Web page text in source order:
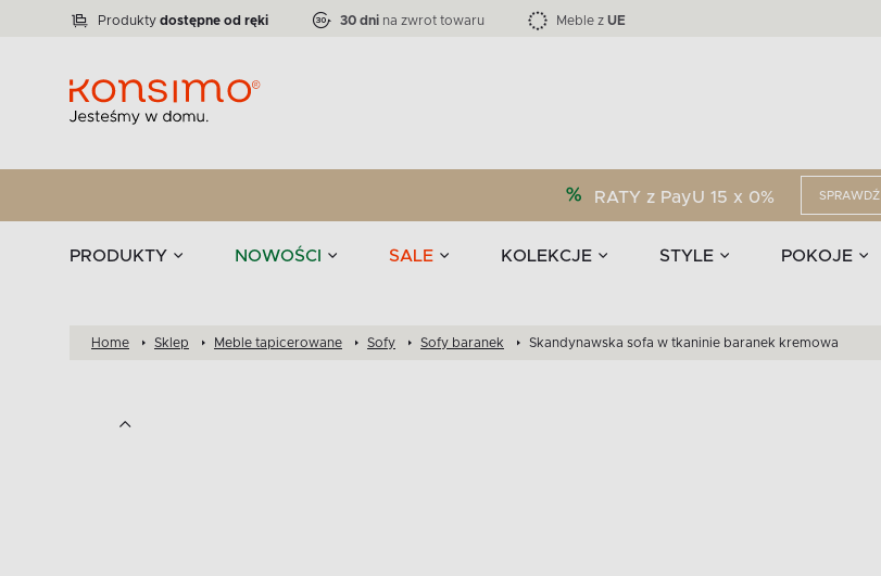
Produkty dostępne od ręki 30 dni na zwrot towaru Meble z UE
RATY z PayU 15 x 0% SPRAWDŹ
PRODUKTY NOWOŚCI SALE KOLEKCJE STYLE POKOJE
Zastawy stołowe i akcesoria
Kolekcja narożników RATLO -39 % Kolekcja mebli LOFTY -45 %
VICTO Liczba produktów:71 EPIRI Liczba produktów:
ELEGANT Liczba produktów:864 TEENS Liczba produktów:
stołowe
Home Sklep Meble tapicerowane Sofy Sofy baranek Skandynawska sofa w tkaninie baranek kremowa